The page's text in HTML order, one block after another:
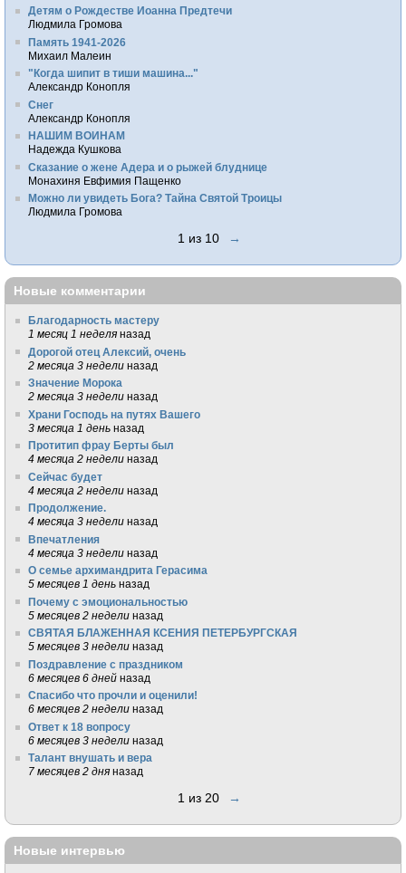
Детям о Рождестве Иоанна Предтечи
Людмила Громова
Память 1941-2026
Михаил Малеин
"Когда шипит в тиши машина..."
Александр Конопля
Снег
Александр Конопля
НАШИМ ВОИНАМ
Надежда Кушкова
Сказание о жене Адера и о рыжей блуднице
Монахиня Евфимия Пащенко
Можно ли увидеть Бога? Тайна Святой Троицы
Людмила Громова
1 из 10 →
Новые комментарии
Благодарность мастеру
1 месяц 1 неделя назад
Дорогой отец Алексий, очень
2 месяца 3 недели назад
Значение Морока
2 месяца 3 недели назад
Храни Господь на путях Вашего
3 месяца 1 день назад
Протитип фрау Берты был
4 месяца 2 недели назад
Сейчас будет
4 месяца 2 недели назад
Продолжение.
4 месяца 3 недели назад
Впечатления
4 месяца 3 недели назад
О семье архимандрита Герасима
5 месяцев 1 день назад
Почему с эмоциональностью
5 месяцев 2 недели назад
СВЯТАЯ БЛАЖЕННАЯ КСЕНИЯ ПЕТЕРБУРГСКАЯ
5 месяцев 3 недели назад
Поздравление с праздником
6 месяцев 6 дней назад
Спасибо что прочли и оценили!
6 месяцев 2 недели назад
Ответ к 18 вопросу
6 месяцев 3 недели назад
Талант внушать и вера
7 месяцев 2 дня назад
1 из 20 →
Новые интервью